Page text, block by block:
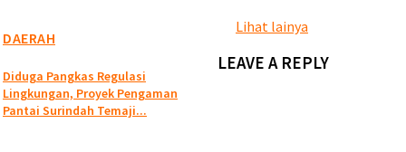
DAERAH
Diduga Pangkas Regulasi
Lingkungan, Proyek Pengaman
Pantai Surindah Temaji...
Lihat lainya
LEAVE A REPLY